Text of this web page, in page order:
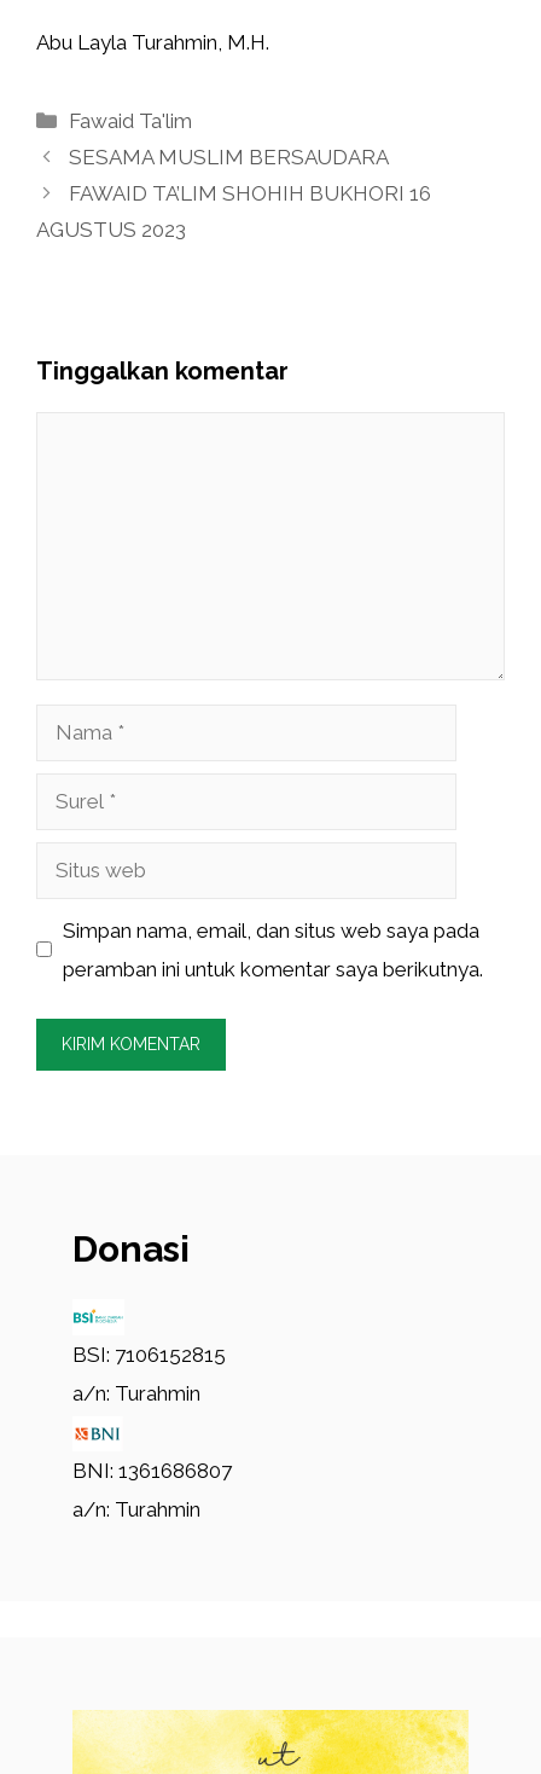
Abu Layla Turahmin, M.H.
Kategori
Fawaid Ta'lim
SESAMA MUSLIM BERSAUDARA
FAWAID TA’LIM SHOHIH BUKHORI 16
AGUSTUS 2023
Tinggalkan komentar
Nama
Surel
Situs
Simpan nama, email, dan situs web saya pada
peramban ini untuk komentar saya berikutnya.
Donasi
BSI: 7106152815
a/n: Turahmin
BNI: 1361686807
a/n: Turahmin